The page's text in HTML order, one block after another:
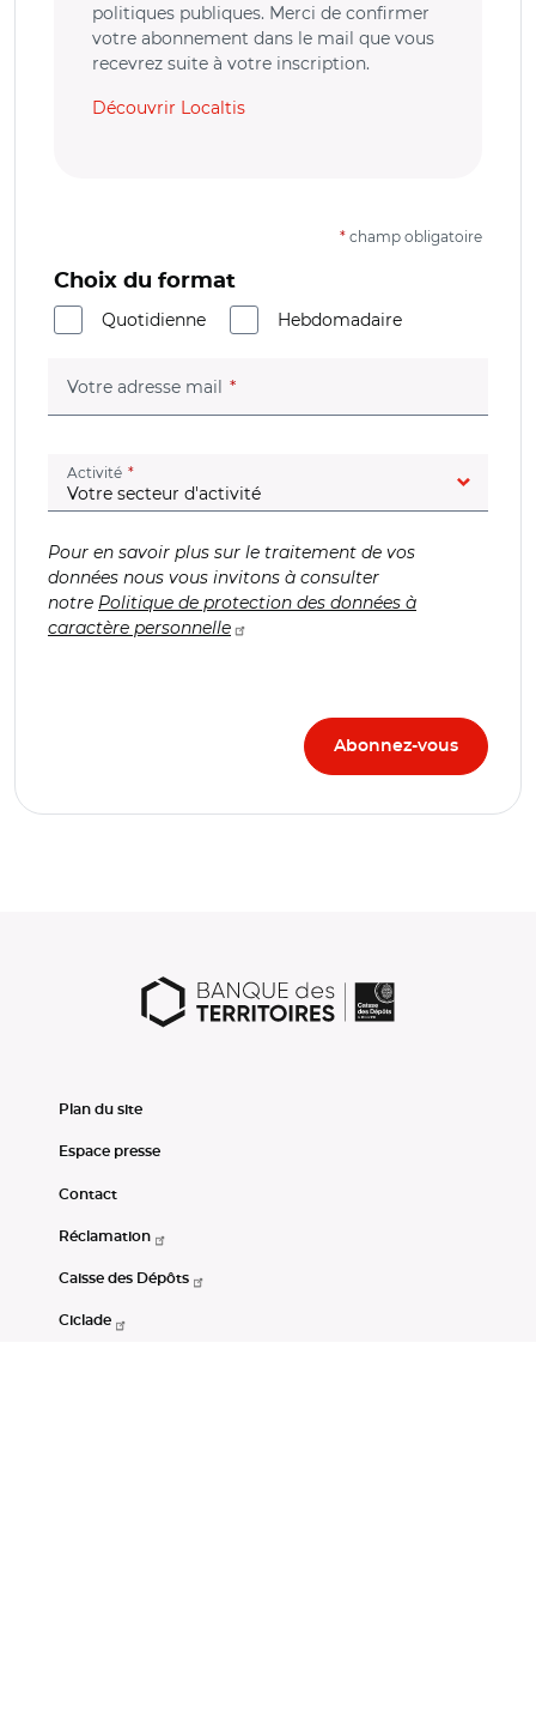
politiques publiques. Merci de confirmer
votre abonnement dans le mail que vous
recevrez suite à votre inscription.
Découvrir Localtis
* champ obligatoire
Choix du format
Quotidienne
Hebdomadaire
Votre adresse mail (champ obligatoire)
Activité (champ obligatoire)
Pour en savoir plus sur le traitement de vos
données nous vous invitons à consulter
notre Politique de protection des données à
caractère personnelle
Plan du site
Espace presse
Contact
Réclamation
Caisse des Dépôts
Ciclade